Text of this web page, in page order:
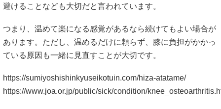
避けることなども大切だと言われています。
つまり、温めて楽になる感覚があるなら続けてもよい場合が
あります。ただし、温めるだけに頼らず、膝に負担がかかっ
ている原因も一緒に見直すことが大切です。
https://sumiyoshishinkyuseikotuin.com/hiza-atatame/
https://www.joa.or.jp/public/sick/condition/